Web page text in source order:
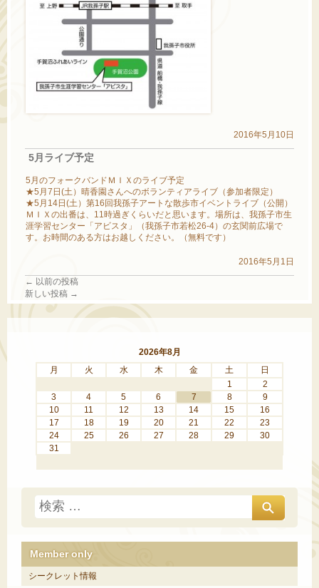
2016年5月10日
5月ライブ予定
5月のフォークバンドＭＩＸのライブ予定
★5月7日(土）晴香園さんへのボランティアライブ（参加者限定）
★5月14日(土）第16回我孫子アートな散歩市イベントライブ（公開）
ＭＩＸの出番は、11時過ぎくらいだと思います。場所は、我孫子市生
涯学習センター「アビスタ」（我孫子市若松26-4）の玄関前広場で
す。お時間のある方はお越しください。（無料です）
2016年5月1日
← 以前の投稿
新しい投稿 →
2026年8月
月
火 水 木 金 土
日
1
2
3
4 5 6 7 8
9
10
11 12 13 14 15
16
17
18 19 20 21 22
23
24
25 26 27 28 29
30
31
Member only
シークレット情報